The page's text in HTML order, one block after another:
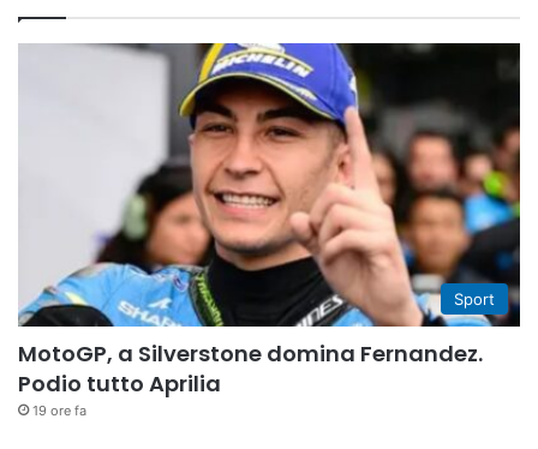
Sport
MotoGP, a Silverstone domina Fernandez.
Podio tutto Aprilia
19 ore fa